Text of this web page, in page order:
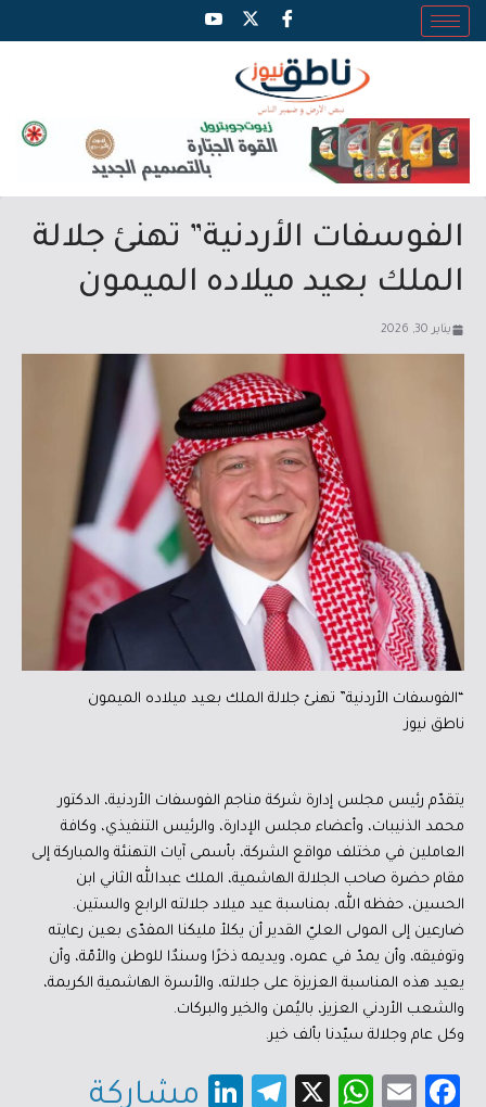
الفوسفات الأردنية” تهنئ جلالة
الملك بعيد ميلاده الميمون
يناير 30, 2026
“الفوسفات الأردنية” تهنئ جلالة الملك بعيد ميلاده الميمون
ناطق نيوز
يتقدّم رئيس مجلس إدارة شركة مناجم الفوسفات الأردنية، الدكتور
محمد الذنيبات، وأعضاء مجلس الإدارة، والرئيس التنفيذي، وكافة
العاملين في مختلف مواقع الشركة، بأسمى آيات التهنئة والمباركة إلى
مقام حضرة صاحب الجلالة الهاشمية، الملك عبدالله الثاني ابن
الحسين، حفظه الله، بمناسبة عيد ميلاد جلالته الرابع والستين.
ضارعين إلى المولى العليّ القدير أن يكلأ مليكنا المفدّى بعين رعايته
وتوفيقه، وأن يمدّ في عمره، ويديمه ذخرًا وسندٌا للوطن والأمّة، وأن
يعيد هذه المناسبة العزيزة على جلالته، والأسرة الهاشمية الكريمة،
والشعب الأردني العزيز، باليُمن والخير والبركات.
وكل عام وجلالة سيّدنا بألف خير.
Fa
E
W
X
Te
Li
مشاركة